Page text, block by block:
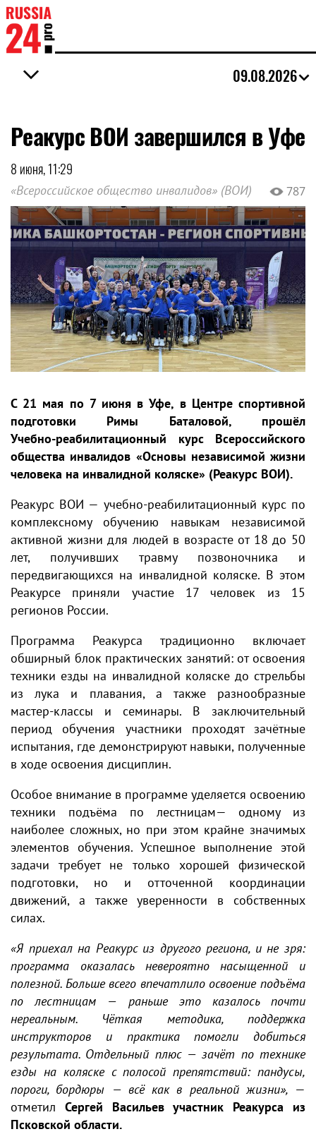
09.08.2026
Реакурс ВОИ завершился в Уфе
8 июня, 11:29
«Всероссийское общество инвалидов» (ВОИ) 787
С 21 мая по 7 июня в Уфе, в Центре спортивной
подготовки Римы Баталовой, прошёл
Учебно‑реабилитационный курс Всероссийского
общества инвалидов «Основы независимой жизни
человека на инвалидной коляске» (Реакурс ВОИ).
Реакурс ВОИ — учебно‑реабилитационный курс по
комплексному обучению навыкам независимой
активной жизни для людей в возрасте от 18 до 50
лет, получивших травму позвоночника и
передвигающихся на инвалидной коляске. В этом
Реакурсе приняли участие 17 человек из 15
регионов России.
Программа Реакурса традиционно включает
обширный блок практических занятий: от освоения
техники езды на инвалидной коляске до стрельбы
из лука и плавания, а также разнообразные
мастер‑классы и семинары. В заключительный
период обучения участники проходят зачётные
испытания, где демонстрируют навыки, полученные
в ходе освоения дисциплин.
Особое внимание в программе уделяется освоению
техники подъёма по лестницам— одному из
наиболее сложных, но при этом крайне значимых
элементов обучения. Успешное выполнение этой
задачи требует не только хорошей физической
подготовки, но и отточенной координации
движений, а также уверенности в собственных
силах.
«Я приехал на Реакурс из другого региона, и не зря:
программа оказалась невероятно насыщенной и
полезной. Больше всего впечатлило освоение подъёма
по лестницам — раньше это казалось почти
нереальным. Чёткая методика, поддержка
инструкторов и практика помогли добиться
результата. Отдельный плюс — зачёт по технике
езды на коляске с полосой препятствий: пандусы,
пороги, бордюры — всё как в реальной жизни», —
отметил Сергей Васильев участник Реакурса из
Псковской области.